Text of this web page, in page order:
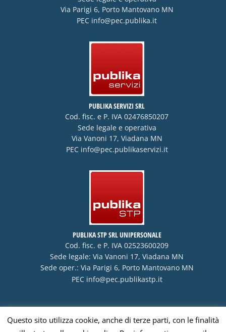
Via Parigi 6, Porto Mantovano MN
PEC info@pec.publika.it
PUBLIKA SERVIZI SRL
Cod. fisc. e P. IVA 02476850207
Sede legale e operativa
Via Vanoni 17, Viadana MN
PEC info@pec.publikaservizi.it
PUBLIKA STP SRL UNIPERSONALE
Cod. fisc. e P. IVA 02523600209
Sede legale: Via Vanoni 17, Viadana MN
Sede oper.: Via Parigi 6, Porto Mantovano MN
PEC info@pec.publikastp.it
Questo sito utilizza cookie, anche di terze parti, con le finalità